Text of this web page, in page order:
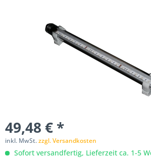
49,48 € *
inkl. MwSt.zzgl. Versandkosten
Sofort versandfertig, Lieferzeit ca. 1-5